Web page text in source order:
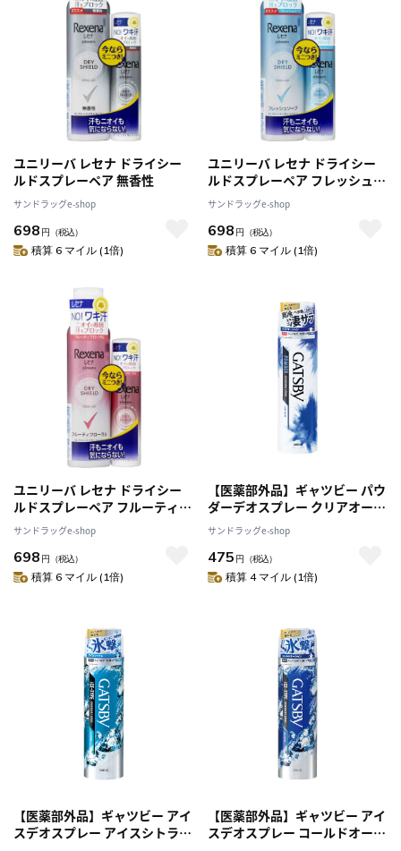
ユニリーバ レセナ ドライシー
ルドスプレーペア 無香性
サンドラッグe-shop
698 円 （税込）
積算 6 マイル (1倍)
ユニリーバ レセナ ドライシー
ルドスプレーペア フレッシュソ
ープ
サンドラッグe-shop
698 円 （税込）
積算 6 マイル (1倍)
ユニリーバ レセナ ドライシー
ルドスプレーペア フルーティフ
ローラル
サンドラッグe-shop
698 円 （税込）
積算 6 マイル (1倍)
【医薬部外品】ギャツビー パウ
ダーデオスプレー クリアオーシ
ャン 130g
サンドラッグe-shop
475 円 （税込）
積算 4 マイル (1倍)
【医薬部外品】ギャツビー アイ
スデオスプレー アイスシトラス
【医薬部外品】ギャツビー アイ
スデオスプレー コールドオーシ